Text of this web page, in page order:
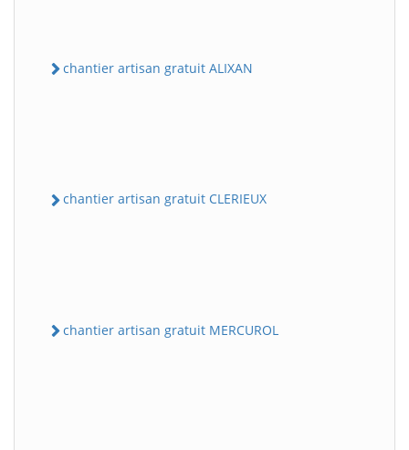
chantier artisan gratuit ALIXAN
chantier artisan gratuit CLERIEUX
chantier artisan gratuit MERCUROL